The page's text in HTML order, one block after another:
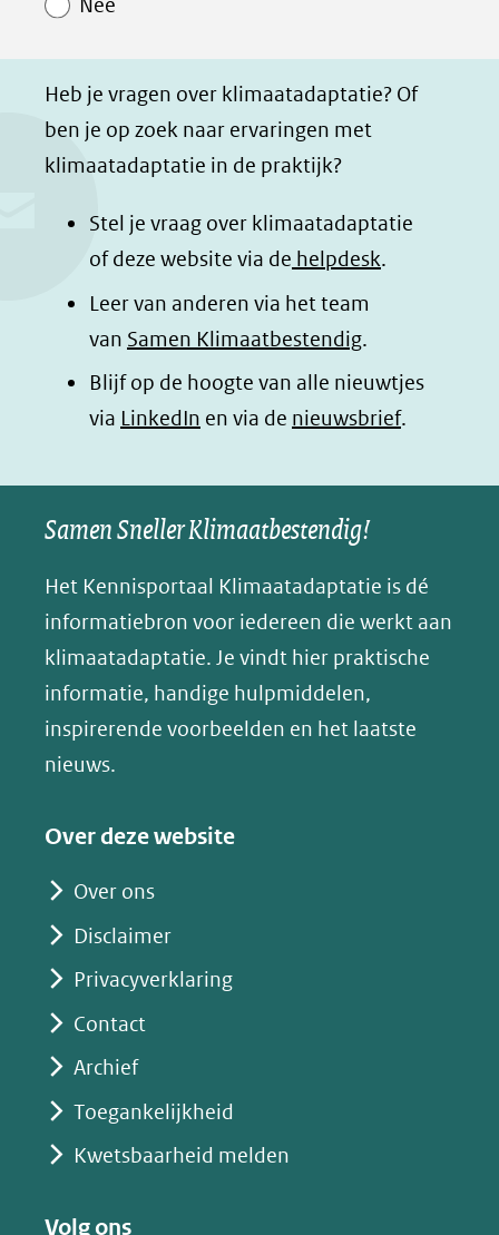
a
b
o
o
(opent
in
nieuw
venster)
naar
een
website)
i
d
I
(opent
in
nieuw
venster)
naar
een
website)
h
t
a
p
(opent
in
nieuw
venster)
naar
een
website)
n
d
l
e
o
p
B
l
e
s
y
(opent
in
nieuw
venster)
Heb je vragen over klimaatadaptatie? Of
ben je op zoek naar ervaringen met
klimaatadaptatie in de praktijk?
Stel je vraag over klimaatadaptatie
of deze website via de helpdesk.
Leer van anderen via het team
van Samen Klimaatbestendig.
Blijf op de hoogte van alle nieuwtjes
via LinkedIn (opent
nieuw
venster)
naar
een
andere
website)
en via de nieuwsbrief.
Samen Sneller Klimaatbestendig!
Het Kennisportaal Klimaatadaptatie is dé
informatiebron voor iedereen die werkt aan
klimaatadaptatie. Je vindt hier praktische
informatie, handige hulpmiddelen,
inspirerende voorbeelden en het laatste
nieuws.
Over deze website
Over ons
Disclaimer
Privacyverklaring
Contact
Archief
Toegankelijkheid
Kwetsbaarheid melden
Volg ons